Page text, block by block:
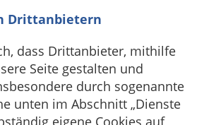
Drittanbietern
dass Drittanbieter, mithilfe
Seite gestalten und
durch sogenannte
unten im Abschnitt „Dienste
eigene Cookies auf